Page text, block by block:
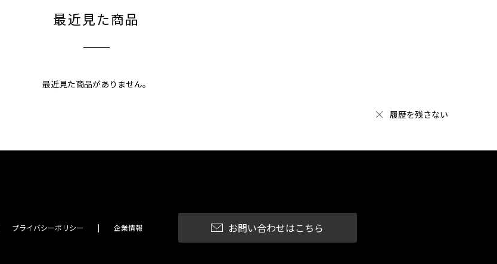
最近見た商品
最近見た商品がありません。
履歴を残さない
プライバシーポリシー 企業情報 お問い合わせはこちら